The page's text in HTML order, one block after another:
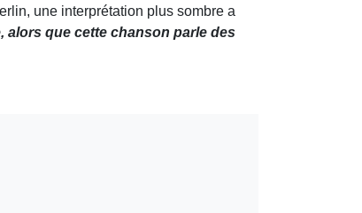
une interprétation plus sombre a
alors que cette chanson parle des